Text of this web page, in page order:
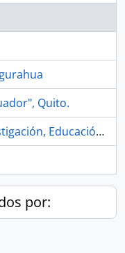
Quito.
25 Años de Instituto de Investigación, Educación y Promoción del Ecuador"INEPI"
por: